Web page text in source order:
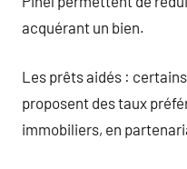
acquérant un bien.
Les prêts aidés :
proposent des taux
immobiliers, en